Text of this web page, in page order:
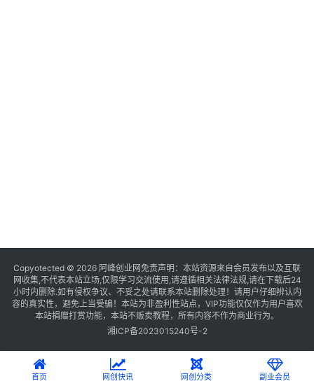
Copyotected © 2026 阿峰创业网 免责声明：本站资源来自会员发布以及互联
网收集,不代表本站立场,仅限学习交流使用,请遵循相关法律法规,请在下载后24
小时内删除.如有侵权争议、不妥之处请联系本站删除处理！请用户仔细辨认内
容的真实性，避免上当受骗！本站为非盈利性站点，VIP功能仅仅作为用户喜欢
本站捐赠打赏功能，本站不贩卖教程，所有内容不作为商业行为。
湘ICP备2023015240号-2
首页 网创快讯 网创分类 副业会员